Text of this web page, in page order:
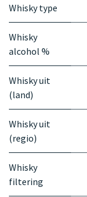
Whisky type
Whisky
alcohol %
Whisky uit
(land)
Whisky uit
(regio)
Whisky
filtering